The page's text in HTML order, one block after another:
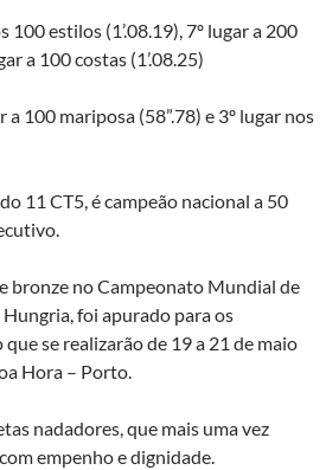
100 estilos (1’.08.19), 7º lugar a 200
a 100 costas (1’.08.25)
100 mariposa (58”.78) e 3º lugar nos
11 CT5, é campeão nacional a 50
bronze no Campeonato Mundial de
foi apurado para os
se realizarão de 19 a 21 de maio
Hora – Porto.
nadadores, que mais uma vez
empenho e dignidade.